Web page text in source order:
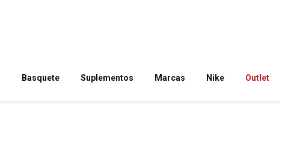
Basquete Suplementos Marcas Nike Outlet